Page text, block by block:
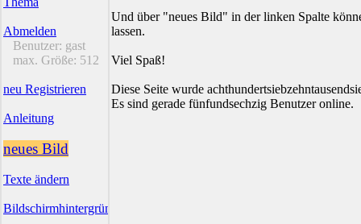
Abmelden
Benutzer: gast
max. Größe: 512
neu Registrieren
Anleitung
neues Bild
Texte ändern
Bildschirmhintergründe
Und über "neues Bild" in der linken Spalte
lassen.
Viel Spaß!
Diese Seite wurde
Es sind gerade fünfundsechzig Benutzer online.